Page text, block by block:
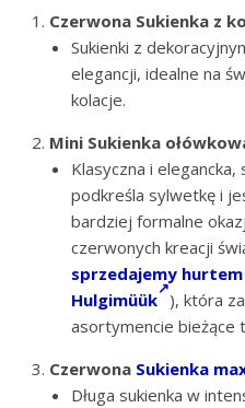
Czerwona Sukienka z
Sukienki z
elegancji, idealne na
kolacje.
Mini Sukienka
Klasyczna i elegancka,
podkreśla sylwetkę i
bardziej formalne
czerwonych kreacji
sprzedajemy hurtem
Hulgimüük ), która
asortymencie bieżące
Czerwona Sukienka
Długa sukienka w